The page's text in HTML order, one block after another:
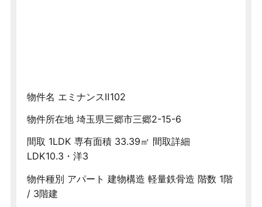
物件名 エミナンスⅡ102
物件所在地 埼玉県三郷市三郷2-15-6
間取 1LDK 専有面積 33.39㎡ 間取詳細
LDK10.3・洋3
物件種別 アパート 建物構造 軽量鉄骨造 階数 1階
/ 3階建